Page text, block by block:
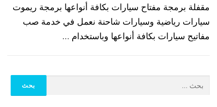
مقفلة برمجة مفتاح سيارات بكافة أنواعها برمجة ريموت
سيارات رياضية وسيارات شاحنة نعمل في خدمة صب
مفاتيح سيارات بكافة أنواعها وباستخدام …